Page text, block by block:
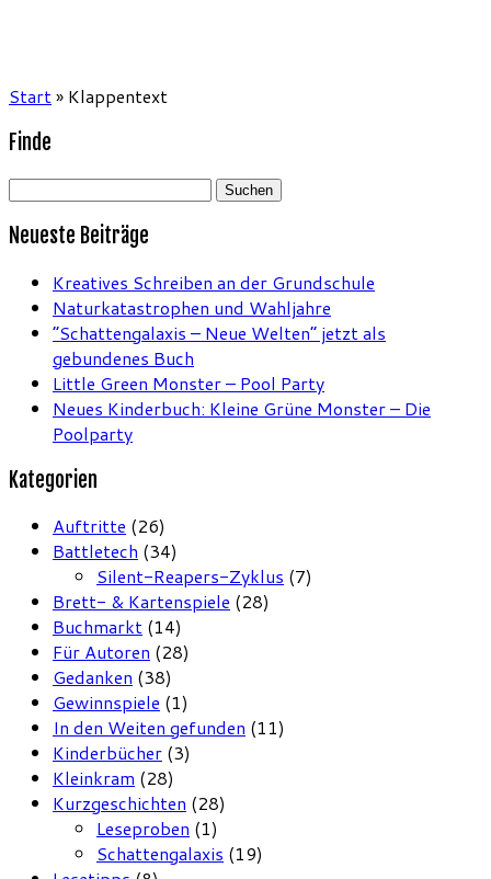
Start» Klappentext
Finde
Suchen
Neueste Beiträge
Kreatives Schreiben an der Grundschule
Naturkatastrophen und Wahljahre
“Schattengalaxis – Neue Welten” jetzt als
gebundenes Buch
Little Green Monster – Pool Party
Neues Kinderbuch: Kleine Grüne Monster – Die
Poolparty
Kategorien
Auftritte (26)
Battletech (34)
Silent-Reapers-Zyklus (7)
Brett- & Kartenspiele (28)
Buchmarkt (14)
Für Autoren (28)
Gedanken (38)
Gewinnspiele (1)
In den Weiten gefunden (11)
Kinderbücher (3)
Kleinkram (28)
Kurzgeschichten (28)
Leseproben (1)
Schattengalaxis (19)